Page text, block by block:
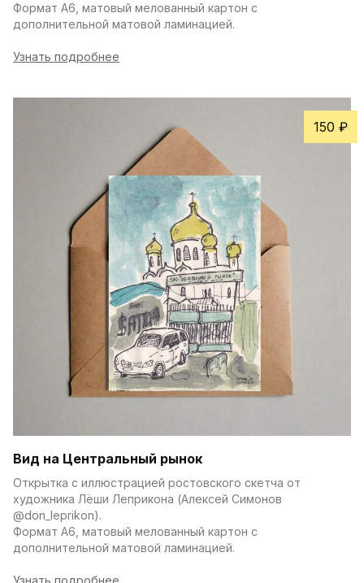
Формат А6, матовый мелованный картон с
дополнительной матовой ламинацией.
Узнать подробнее
Вид на Центральный рынок
Открытка с иллюстрацией ростовского скетча от
художника Лёши Леприкона (Алексей Симонов
@don_leprikon).
Формат А6, матовый мелованный картон с
дополнительной матовой ламинацией.
150 ₽
Узнать подробнее